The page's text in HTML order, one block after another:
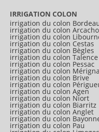
IRRIGATION COLON
irrigation du colon
irrigation du colon
irrigation du colon
irrigation du colon Cestas
irrigation du colon Bègles
irrigation du colon Talence
irrigation du colon Pessac
irrigation du colon
irrigation du colon Brive
irrigation du colon
irrigation du colon Agen
irrigation du colon Niort
irrigation du colon Biarritz
irrigation du colon Anglet
irrigation du colon
irrigation du colon Pau